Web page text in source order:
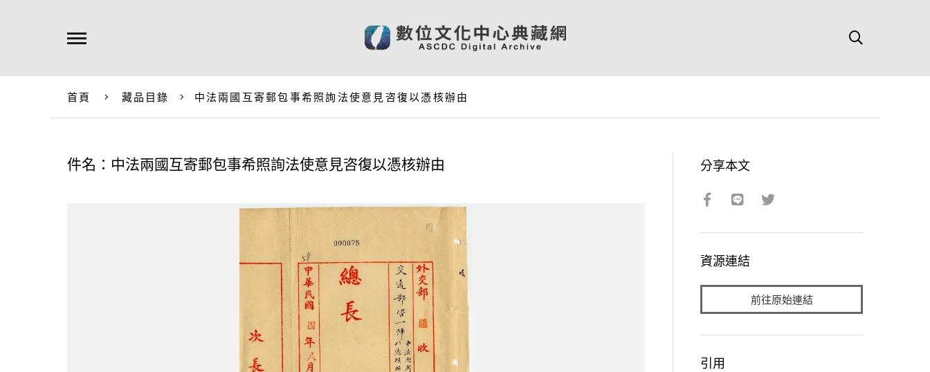
首頁 藏品目錄 中法兩國互寄郵包事希照詢法使意見咨復以憑核辦由
件名：中法兩國互寄郵包事希照詢法使意見咨復以憑核辦由 分享本文
資源連結
前往原始連結
引用